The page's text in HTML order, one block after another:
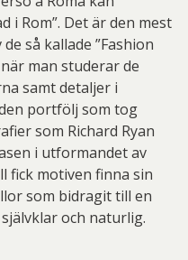
i Rom”. Det är den mest
så kallade ”Fashion
man studerar de
samt detaljer i
portfölj som tog
som Richard Ryan
i utformandet av
fick motiven finna sin
som bidragit till en
och naturlig.